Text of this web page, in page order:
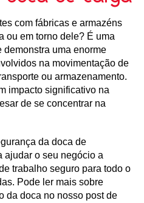
com fábricas e armazéns
ou em torno dele? É uma
uma enorme
na movimentação de
ou armazenamento.
impacto significativo na
de se concentrar na
da doca de
ajudar o seu negócio a
trabalho seguro para todo o
Pode ler mais sobre
da doca no nosso post de